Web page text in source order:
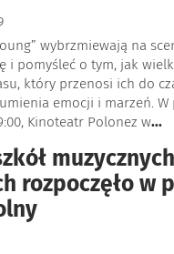
wybrzmiewają na
i pomyśleć o tym, jak
który przenosi ich do
emocji i marzeń. W
Kinoteatr Polonez w...
rozpoczęło w